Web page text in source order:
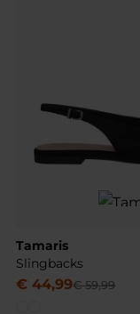
Tamaris
Slingbacks
€ 44,99€ 59,99